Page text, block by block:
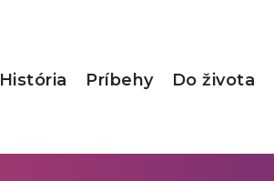
História Príbehy Do života